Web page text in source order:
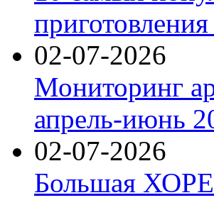
02-07-2026
Мониторинг
апрель-июнь
02-07-2026
Большая